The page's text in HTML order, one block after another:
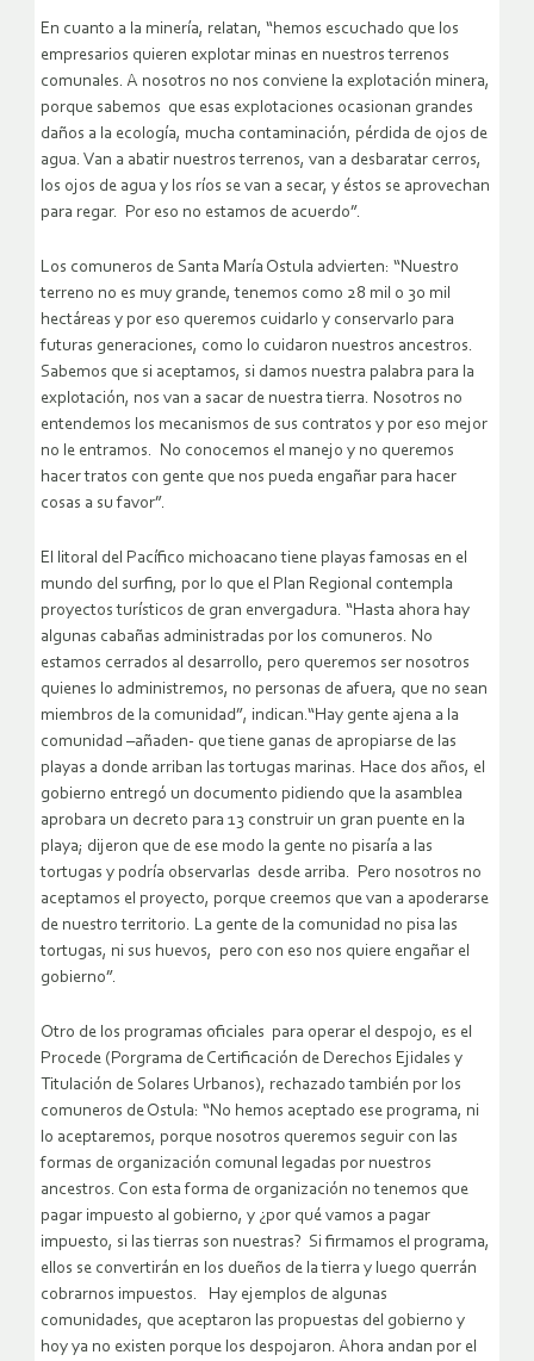
En cuanto a la minería, relatan, “hemos escuchado que los
empresarios quieren explotar minas en nuestros terrenos
comunales. A nosotros no nos conviene la explotación minera,
porque sabemos que esas explotaciones ocasionan grandes
daños a la ecología, mucha contaminación, pérdida de ojos de
agua. Van a abatir nuestros terrenos, van a desbaratar cerros,
los ojos de agua y los ríos se van a secar, y éstos se aprovechan
para regar. Por eso no estamos de acuerdo”.
Los comuneros de Santa María Ostula advierten: “Nuestro
terreno no es muy grande, tenemos como 28 mil o 30 mil
hectáreas y por eso queremos cuidarlo y conservarlo para
futuras generaciones, como lo cuidaron nuestros ancestros.
Sabemos que si aceptamos, si damos nuestra palabra para la
explotación, nos van a sacar de nuestra tierra. Nosotros no
entendemos los mecanismos de sus contratos y por eso mejor
no le entramos. No conocemos el manejo y no queremos
hacer tratos con gente que nos pueda engañar para hacer
cosas a su favor”.
El litoral del Pacífico michoacano tiene playas famosas en el
mundo del surfing, por lo que el Plan Regional contempla
proyectos turísticos de gran envergadura. “Hasta ahora hay
algunas cabañas administradas por los comuneros. No
estamos cerrados al desarrollo, pero queremos ser nosotros
quienes lo administremos, no personas de afuera, que no sean
miembros de la comunidad”, indican.“Hay gente ajena a la
comunidad –añaden- que tiene ganas de apropiarse de las
playas a donde arriban las tortugas marinas. Hace dos años, el
gobierno entregó un documento pidiendo que la asamblea
aprobara un decreto para 13 construir un gran puente en la
playa; dijeron que de ese modo la gente no pisaría a las
tortugas y podría observarlas desde arriba. Pero nosotros no
aceptamos el proyecto, porque creemos que van a apoderarse
de nuestro territorio. La gente de la comunidad no pisa las
tortugas, ni sus huevos, pero con eso nos quiere engañar el
gobierno”.
Otro de los programas oficiales para operar el despojo, es el
Procede (Porgrama de Certificación de Derechos Ejidales y
Titulación de Solares Urbanos), rechazado también por los
comuneros de Ostula: “No hemos aceptado ese programa, ni
lo aceptaremos, porque nosotros queremos seguir con las
formas de organización comunal legadas por nuestros
ancestros. Con esta forma de organización no tenemos que
pagar impuesto al gobierno, y ¿por qué vamos a pagar
impuesto, si las tierras son nuestras? Si firmamos el programa,
ellos se convertirán en los dueños de la tierra y luego querrán
cobrarnos impuestos. Hay ejemplos de algunas
comunidades, que aceptaron las propuestas del gobierno y
hoy ya no existen porque los despojaron. Ahora andan por el